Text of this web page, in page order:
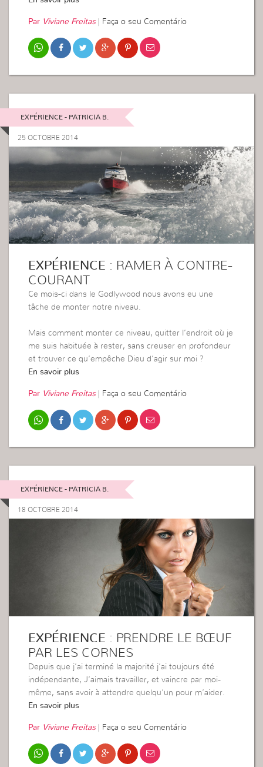
Par Viviane Freitas| Faça o seu Comentário
EXPÉRIENCE - PATRICIA B.
25 OCTOBRE 2014
EXPÉRIENCE : RAMER À CONTRE-
COURANT
Ce mois-ci dans le Godlywood nous avons eu une
tâche de monter notre niveau.
Mais comment monter ce niveau, quitter l’endroit où je
me suis habituée à rester, sans creuser en profondeur
et trouver ce qu’empêche Dieu d’agir sur moi ?
En savoir plus
Par Viviane Freitas| Faça o seu Comentário
EXPÉRIENCE - PATRICIA B.
18 OCTOBRE 2014
EXPÉRIENCE : PRENDRE LE BŒUF
PAR LES CORNES
Depuis que j’ai terminé la majorité j’ai toujours été
indépendante, J’aimais travailler, et vaincre par moi-
même, sans avoir à attendre quelqu’un pour m’aider.
En savoir plus
Par Viviane Freitas| Faça o seu Comentário